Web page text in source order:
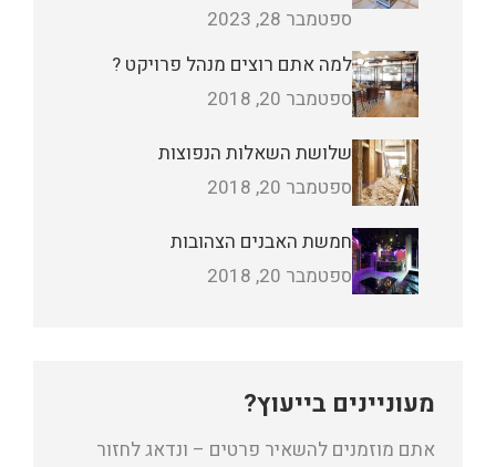
ספטמבר 28, 2023
למה אתם רוצים מנהל פרויקט ?
ספטמבר 20, 2018
שלושת השאלות הנפוצות
ספטמבר 20, 2018
חמשת האבנים הצהובות
ספטמבר 20, 2018
מעוניינים בייעוץ?
אתם מוזמנים להשאיר פרטים – ונדאג לחזור